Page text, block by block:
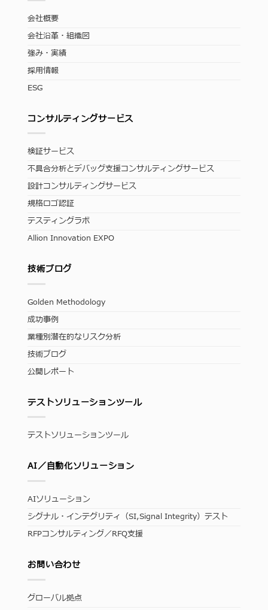
会社概要
会社沿革・組織図
強み・実績
採用情報
ESG
コンサルティングサービス
検証サービス
不具合分析とデバッグ支援コンサルティングサービス
設計コンサルティングサービス
規格ロゴ認証
テスティングラボ
Allion Innovation EXPO
技術ブログ
Golden Methodology
成功事例
業種別潜在的なリスク分析
技術ブログ
公開レポート
テストソリューションツール
テストソリューションツール
AI／自動化ソリューション
AIソリューション
シグナル・インテグリティ（SI,Signal Integrity）テスト
RFPコンサルティング／RFQ支援
お問い合わせ
グローバル拠点